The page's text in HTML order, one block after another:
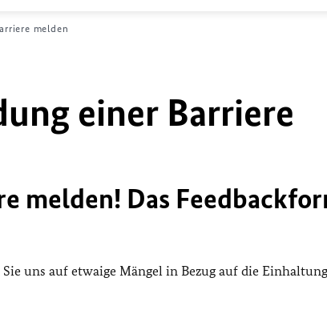
melden
einer Barriere
melden! Das
uns auf etwaige Mängel in Bezug auf die